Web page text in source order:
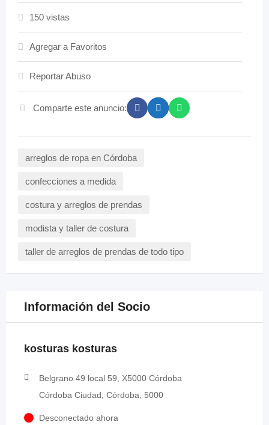
150 vistas
Agregar a Favoritos
Reportar Abuso
Comparte este anuncio:
arreglos de ropa en Córdoba
confecciones a medida
costura y arreglos de prendas
modista y taller de costura
taller de arreglos de prendas de todo tipo
Información del Socio
kosturas kosturas
Belgrano 49 local 59, X5000 Córdoba
Córdoba Ciudad, Córdoba, 5000
Desconectado ahora